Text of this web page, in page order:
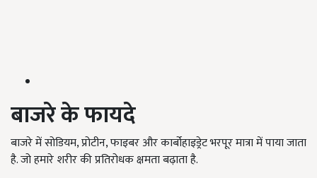
बाजरे के फायदे
बाजरे में सोडियम, प्रोटीन, फाइबर और कार्बोहाइड्रेट भरपूर मात्रा में पाया जाता
है. जो हमारे शरीर की प्रतिरोधक क्षमता बढ़ाता है.